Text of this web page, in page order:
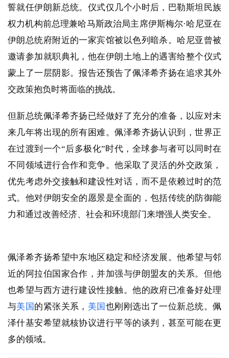
誓就任伊朗新总统。仪式仅几个小时后，巴勒斯坦民族
权力机构前总理兼哈马斯政治局主席伊斯梅尔·哈尼亚在
伊朗总统府附近的一家宾馆被以色列暗杀。哈尼亚曾被
邀请参加就职典礼，他在伊朗土地上的遇害给整个仪式
蒙上了一层阴影。报告还预告了佩泽希齐扬在追求其外
交政策抱负时将面临的挑战。
但新总统佩泽希齐扬已经做好了充分的准备，以应对未
来几年将出现的所有困难。佩泽希齐扬认识到，世界正
在过渡到一个“后多极化”时代，全球参与者可以同时在
不同领域进行合作和竞争。他采取了灵活的外交政策，
优先考虑外交接触和建设性对话，而不是依赖过时的范
式。他对伊朗安全的愿景是全面的，包括传统的防御能
力和通过改善经济、社会和环境部门来增强人类安全。
佩泽希齐扬希望中东地区稳定和经济发展。他希望与邻
近的阿拉伯国家合作，并加强与伊朗盟友的关系。但他
也希望与西方进行建设性接触。他的政府已准备好处理
与美国 的紧张关系， 美国 也刚刚选出了一位新总统。佩
泽什基安希望就核协议进行平等的谈判，甚至可能在更
多的领域。